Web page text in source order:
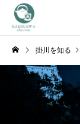
掛川を知る